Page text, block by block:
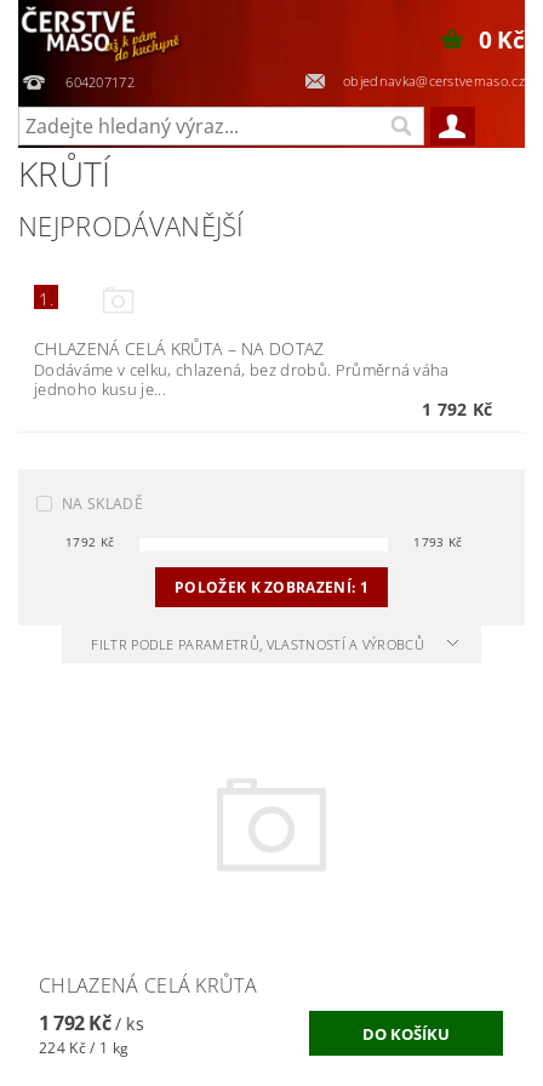
604207172 objednavka@cerstvemaso.cz
0 Kč
KRŮTÍ
NEJPRODÁVANĚJŠÍ
1.
CHLAZENÁ CELÁ KRŮTA – NA DOTAZ
Dodáváme v celku, chlazená, bez drobů. Průměrná váha
jednoho kusu je...
1 792 Kč
NA SKLADĚ
1792 Kč 1793 Kč
POLOŽEK K ZOBRAZENÍ: 1
FILTR PODLE PARAMETRŮ, VLASTNOSTÍ A VÝROBCŮ
CHLAZENÁ CELÁ KRŮTA
1 792 Kč/ ks
224 Kč / 1 kg